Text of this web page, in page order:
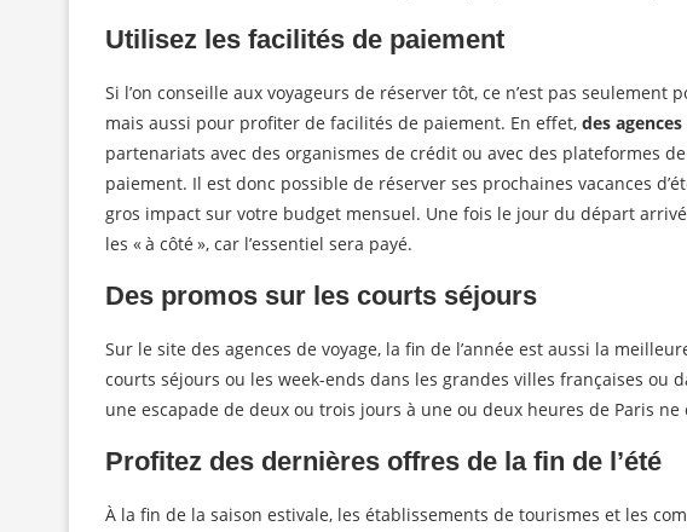
Utilisez les facilités de paiement
Si l’on conseille aux voyageurs de réserver tôt, ce n’est pas
mais aussi pour profiter de facilités de paiement. En effet, des
partenariats avec des organismes de crédit ou avec des plateformes
paiement. Il est donc possible de réserver ses prochaines vacances
gros impact sur votre budget mensuel. Une fois le jour du départ
les « à côté », car l’essentiel sera payé.
Des promos sur les courts séjours
Sur le site des agences de voyage, la fin de l’année est aussi la
courts séjours ou les week-ends dans les grandes villes françaises ou
une escapade de deux ou trois jours à une ou deux heures de Paris
Profitez des dernières offres de la fin de l’été
À la fin de la saison estivale, les établissements de tourismes et les